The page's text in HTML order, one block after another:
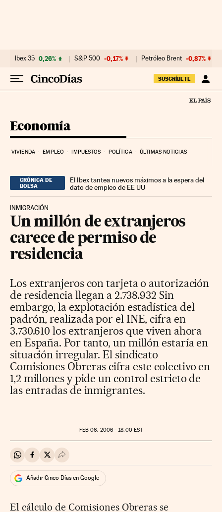
Ibex 35 0,26% S&P 500 -0,17% Petróleo Brent -0,87%
SUSCRÍBETE
Economía
VIVIENDA EMPLEO IMPUESTOS POLÍTICA ÚLTIMAS NOTICIAS
CRÓNICA DE
BOLSA
El Ibex tantea nuevos máximos a la espera del
dato de empleo de EE UU
INMIGRACIÓN
Un millón de extranjeros
carece de permiso de
residencia
Los extranjeros con tarjeta o autorización
de residencia llegan a 2.738.932 Sin
embargo, la explotación estadística del
padrón, realizada por el INE, cifra en
3.730.610 los extranjeros que viven ahora
en España. Por tanto, un millón estaría en
situación irregular. El sindicato
Comisiones Obreras cifra este colectivo en
1,2 millones y pide un control estricto de
las entradas de inmigrantes.
FEB 06, 2006 - 18:00EST
Compartir en Whatsapp
Compartir en Facebook
Compartir en Twitter
Desplegar Redes Sociales
Añadir Cinco Días en Google
El cálculo de Comisiones Obreras se